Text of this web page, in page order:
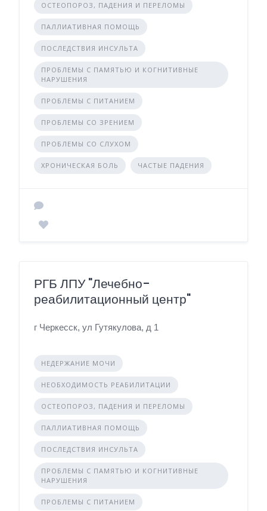
ОСТЕОПОРОЗ, ПАДЕНИЯ И ПЕРЕЛОМЫ
ПАЛЛИАТИВНАЯ ПОМОЩЬ
ПОСЛЕДСТВИЯ ИНСУЛЬТА
ПРОБЛЕМЫ С ПАМЯТЬЮ И КОГНИТИВНЫЕ
НАРУШЕНИЯ
ПРОБЛЕМЫ С ПИТАНИЕМ
ПРОБЛЕМЫ СО ЗРЕНИЕМ
ПРОБЛЕМЫ СО СЛУХОМ
ХРОНИЧЕСКАЯ БОЛЬ ЧАСТЫЕ ПАДЕНИЯ
РГБ ЛПУ "Лечебно-
реабилитационный центр"
г Черкесск, ул Гутякулова, д 1
НЕДЕРЖАНИЕ МОЧИ
НЕОБХОДИМОСТЬ РЕАБИЛИТАЦИИ
ОСТЕОПОРОЗ, ПАДЕНИЯ И ПЕРЕЛОМЫ
ПАЛЛИАТИВНАЯ ПОМОЩЬ
ПОСЛЕДСТВИЯ ИНСУЛЬТА
ПРОБЛЕМЫ С ПАМЯТЬЮ И КОГНИТИВНЫЕ
НАРУШЕНИЯ
ПРОБЛЕМЫ С ПИТАНИЕМ